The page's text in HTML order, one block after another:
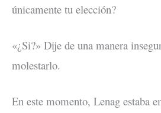
únicamente tu elección?
«¿Si?» Dije de una manera
molestarlo.
En este momento, Lenag estaba